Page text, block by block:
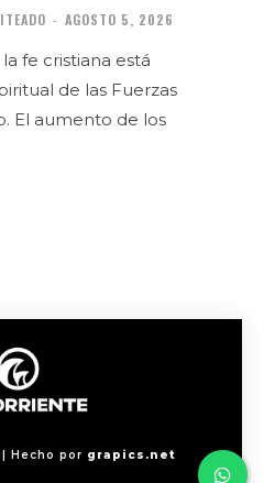
- AGOSTO 5, 2026
fe cristiana está
de las Fuerzas
El aumento de los
Hecho por grapics.net